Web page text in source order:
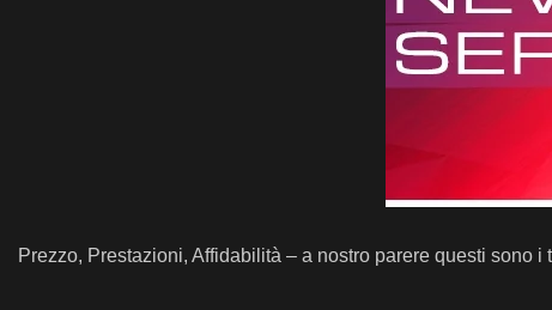
Prezzo, Prestazioni, Affidabilità – a nostro parere questi sono